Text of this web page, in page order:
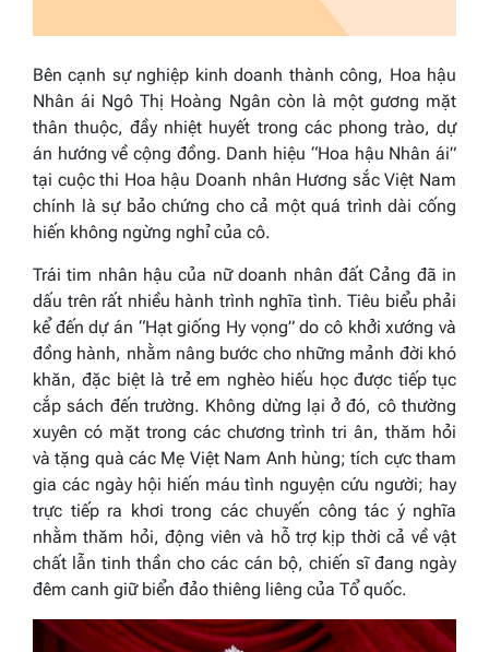
Bên cạnh sự nghiệp kinh doanh thành công, Hoa hậu
Nhân ái Ngô Thị Hoàng Ngân còn là một gương mặt
thân thuộc, đầy nhiệt huyết trong các phong trào, dự
án hướng về cộng đồng. Danh hiệu “Hoa hậu Nhân ái”
tại cuộc thi Hoa hậu Doanh nhân Hương sắc Việt Nam
chính là sự bảo chứng cho cả một quá trình dài cống
hiến không ngừng nghỉ của cô.
Trái tim nhân hậu của nữ doanh nhân đất Cảng đã in
dấu trên rất nhiều hành trình nghĩa tình. Tiêu biểu phải
kể đến dự án “Hạt giống Hy vọng” do cô khởi xướng và
đồng hành, nhằm nâng bước cho những mảnh đời khó
khăn, đặc biệt là trẻ em nghèo hiếu học được tiếp tục
cắp sách đến trường. Không dừng lại ở đó, cô thường
xuyên có mặt trong các chương trình tri ân, thăm hỏi
và tặng quà các Mẹ Việt Nam Anh hùng; tích cực tham
gia các ngày hội hiến máu tình nguyện cứu người; hay
trực tiếp ra khơi trong các chuyến công tác ý nghĩa
nhằm thăm hỏi, động viên và hỗ trợ kịp thời cả về vật
chất lẫn tinh thần cho các cán bộ, chiến sĩ đang ngày
đêm canh giữ biển đảo thiêng liêng của Tổ quốc.